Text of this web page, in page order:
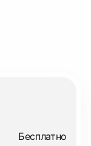
Бесплатно